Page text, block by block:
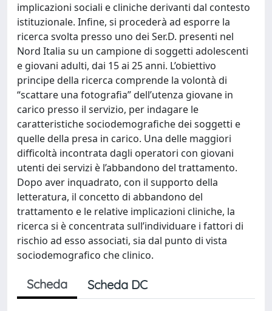
implicazioni sociali e cliniche derivanti dal contesto
istituzionale. Infine, si procederà ad esporre la
ricerca svolta presso uno dei Ser.D. presenti nel
Nord Italia su un campione di soggetti adolescenti
e giovani adulti, dai 15 ai 25 anni. L’obiettivo
principe della ricerca comprende la volontà di
“scattare una fotografia” dell’utenza giovane in
carico presso il servizio, per indagare le
caratteristiche sociodemografiche dei soggetti e
quelle della presa in carico. Una delle maggiori
difficoltà incontrata dagli operatori con giovani
utenti dei servizi è l’abbandono del trattamento.
Dopo aver inquadrato, con il supporto della
letteratura, il concetto di abbandono del
trattamento e le relative implicazioni cliniche, la
ricerca si è concentrata sull’individuare i fattori di
rischio ad esso associati, sia dal punto di vista
sociodemografico che clinico.
Scheda Scheda DC